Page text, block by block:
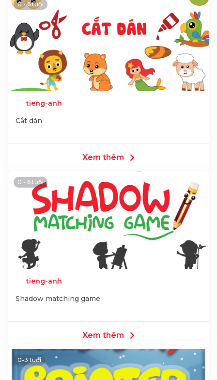
0 - 6 tuổi
tieng-anh
Cắt dán
Xem thêm
0 - 6 tuổi
tieng-anh
Shadow matching game
Xem thêm
0-3 tuổi